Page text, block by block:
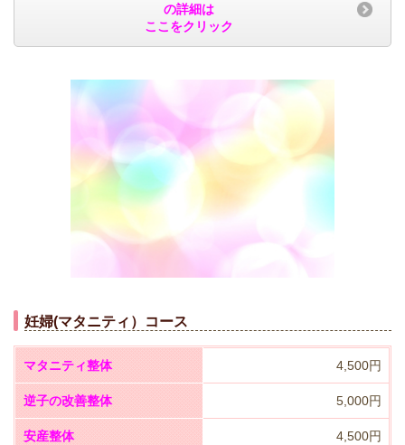
の詳細は
ここをクリック
妊婦(マタニティ）コース
マタニティ整体 4,500円
逆子の改善整体 5,000円
安産整体 4,500円